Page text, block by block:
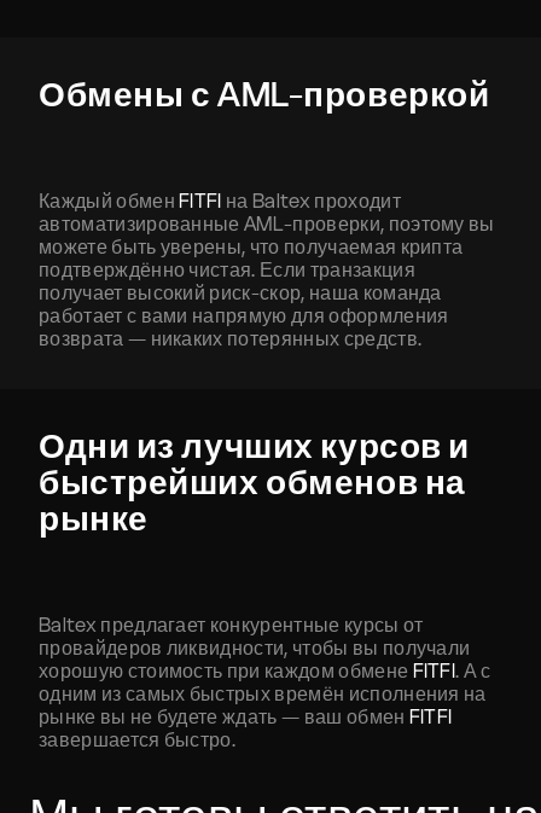
Обмены с AML-проверкой
Каждый обменFITFI на Baltex проходит
автоматизированные AML-проверки, поэтому вы
можете быть уверены, что получаемая крипта
подтверждённо чистая. Если транзакция
получает высокий риск-скор, наша команда
работает с вами напрямую для оформления
возврата — никаких потерянных средств.
Одни из лучших курсов и
быстрейших обменов на
рынке
Baltex предлагает конкурентные курсы от
провайдеров ликвидности, чтобы вы получали
хорошую стоимость при каждом обмене FITFI. А с
одним из самых быстрых времён исполнения на
рынке вы не будете ждать — ваш обмен FITFI
завершается быстро.